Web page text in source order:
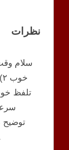
نظرات
توضیح